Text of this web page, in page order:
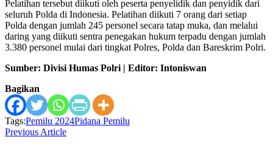
Pelatihan tersebut diikuti oleh peserta penyelidik dan penyidik dari
seluruh Polda di Indonesia. Pelatihan diikuti 7 orang dari setiap
Polda dengan jumlah 245 personel secara tatap muka, dan melalui
daring yang diikuti sentra penegakan hukum terpadu dengan jumlah
3.380 personel mulai dari tingkat Polres, Polda dan Bareskrim Polri.
Sumber: Divisi Humas Polri | Editor: Intoniswan
Bagikan
Tags:Pemilu 2024Pidana Pemilu
Previous Article